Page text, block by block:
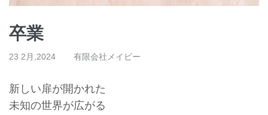
卒業
23 2月,2024 有限会社メイビー
新しい扉が開かれた
未知の世界が広がる